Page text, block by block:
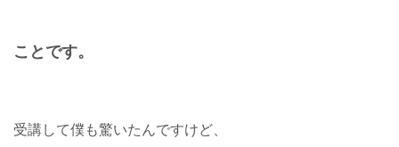
ことです。
受講して僕も驚いたんですけど、